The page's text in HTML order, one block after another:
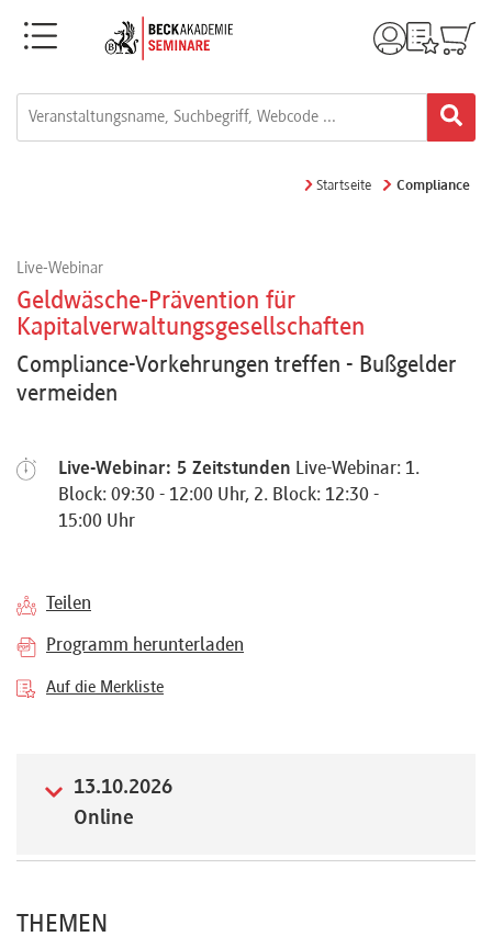
Menü
Webinare
e-
Referenten
Kontakt
FAQ
Startseite Compliance
Live-Webinar
Geldwäsche-Prävention für
Kapitalverwaltungsgesellschaften
Compliance-Vorkehrungen treffen - Bußgelder
vermeiden
Live-Webinar: 5 Zeitstunden Live-Webinar: 1.
Block: 09:30 - 12:00 Uhr, 2. Block: 12:30 -
15:00 Uhr
Teilen
Programm herunterladen
Auf die Merkliste
13.10.2026
Online
THEMEN